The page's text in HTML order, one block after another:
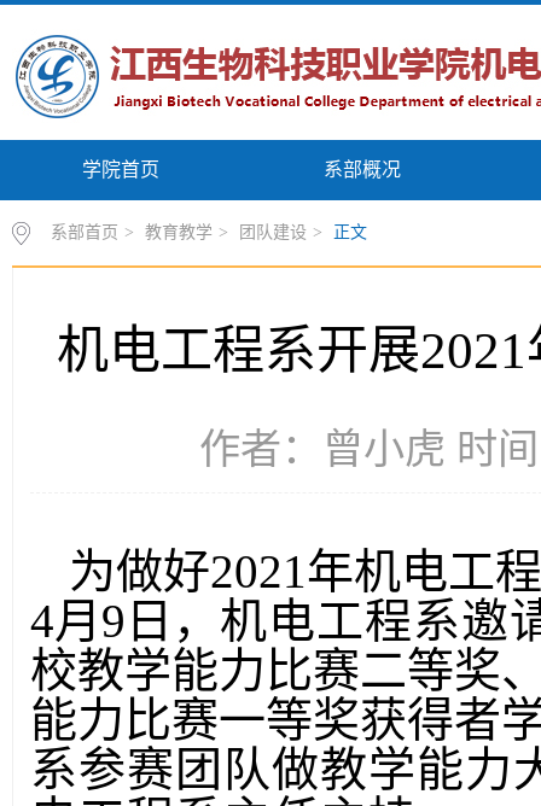
学院首页 系部概况
系部首页 > 教育教学 > 团队建设 > 正文
机电工程系开展
作者：曾小虎 时
为做好2021年机电工
4月9日， 机电工程系邀
校教学能力比赛二等奖
能力比赛一等奖获得者
系参赛团队做教学能力